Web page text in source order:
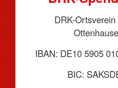
DRK-
IBAN: DE10 5905
BIC: